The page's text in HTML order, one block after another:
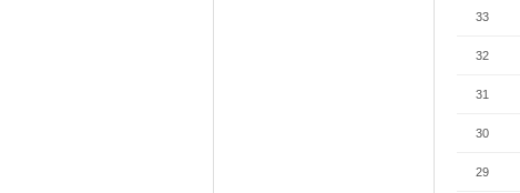
33
32
31
30
29